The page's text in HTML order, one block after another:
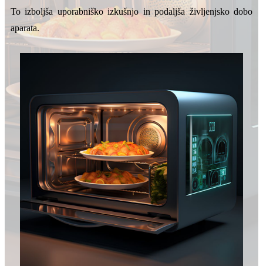
To izboljša uporabniško izkušnjo in podaljša življenjsko dobo
aparata.